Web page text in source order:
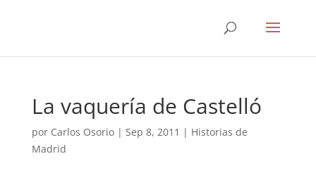
La vaquería de Castelló
por Carlos Osorio| Sep 8, 2011 | Historias de
Madrid